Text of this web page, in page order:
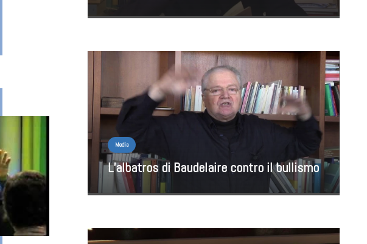
Media
L’albatros di Baudelaire contro il bullismo